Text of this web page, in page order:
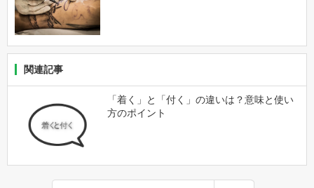
関連記事
「着く」と「付く」の違いは？意味と使い
方のポイント